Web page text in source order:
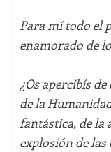
Para mí todo el
enamorado de
¿Os apercibís
de la
fantástica, de la
explosión de